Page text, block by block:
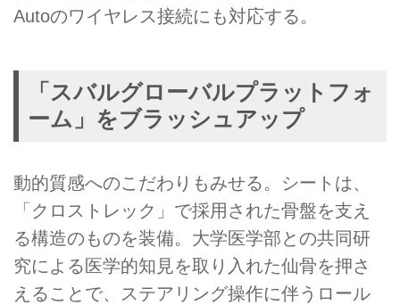
Autoのワイヤレス接続にも対応する。
「スバルグローバルプラットフォ
ーム」をブラッシュアップ
動的質感へのこだわりもみせる。シートは、
「クロストレック」で採用された骨盤を支え
る構造のものを装備。大学医学部との共同研
究による医学的知見を取り入れた仙骨を押さ
えることで、ステアリング操作に伴うロール